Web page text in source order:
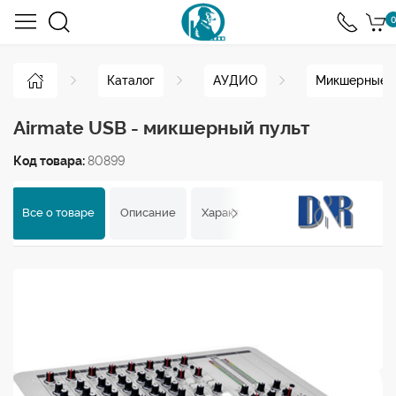
0
Каталог АУДИО Микшерные
Airmate USB - микшерный пульт
Код товара:80899
Все о товаре Описание Характеристики Отзывы